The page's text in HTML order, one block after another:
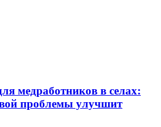
медработников в селах:
проблемы улучшит